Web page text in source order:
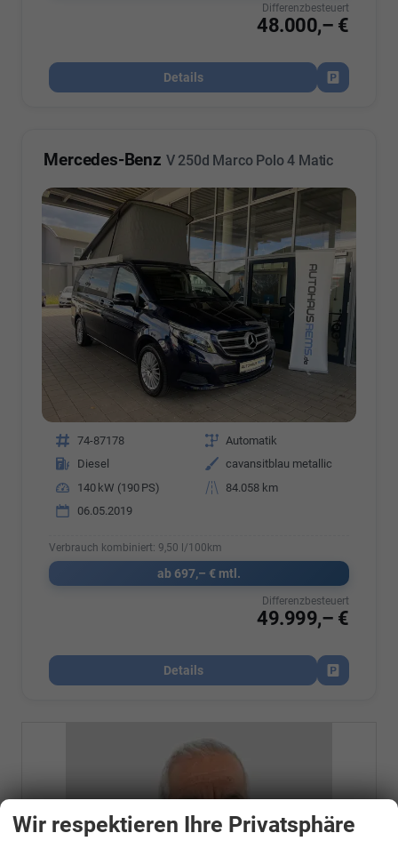
48.000,– €
Differenzbesteuert
Details
Fahrzeug
Mercedes-Benz V 250d Marco Polo 4 Matic
Fahrzeugnr. 74-87178 Getriebe Automatik
Kraftstoff
Diesel Außenfarbe
cavansitblau metallic
Leistung
140 kW (190 PS) Kilometerstand
84.058 km
06.05.2019
Verbrauch kombiniert: 9,50 l/100km
ab 697,– € mtl.
49.999,– €
Differenzbesteuert
Details
Fahrzeug
Wir respektieren Ihre Privatsphäre